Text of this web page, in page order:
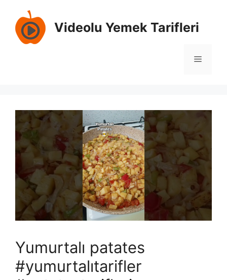
Videolu Yemek Tarifleri
Menü
Yumurtalı patates
#yumurtalıtarifler